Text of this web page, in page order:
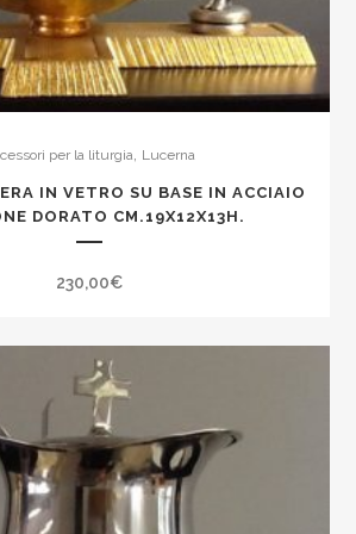
per la liturgia Lucerna
IN VETRO SU BASE IN ACCIAIO
DORATO CM.19X12X13H.
230,00€